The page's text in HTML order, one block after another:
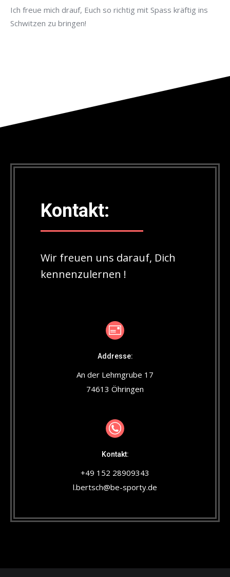
Ich freue mich drauf, Euch so richtig mit Spass kräftig ins
Schwitzen zu bringen!
Kontakt:
Wir freuen uns darauf, Dich
kennenzulernen !
Addresse:
An der Lehmgrube 17
74613 Öhringen
Kontakt:
+49 152 28909343
l.bertsch@be-sporty.de